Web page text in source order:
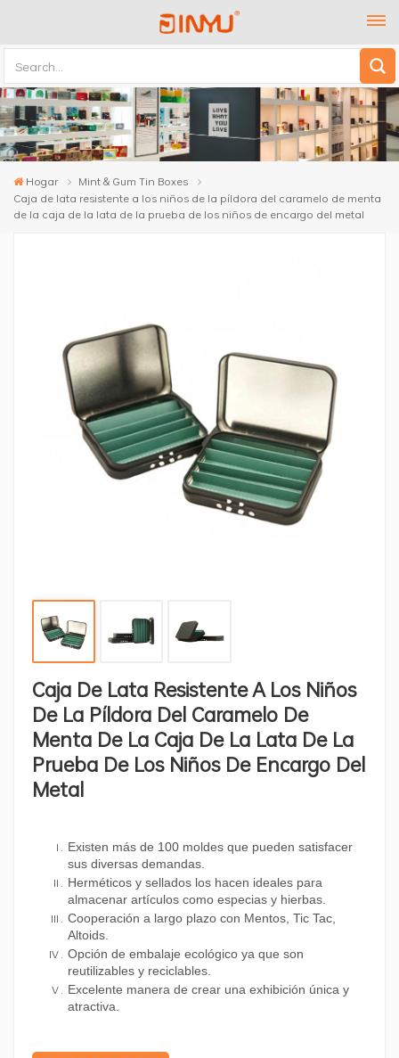
Hogar
Mint & Gum Tin Boxes
Caja de lata resistente a los niños de la píldora del caramelo de menta
de la caja de la lata de la prueba de los niños de encargo del metal
Caja De Lata Resistente A Los Niños
De La Píldora Del Caramelo De
Menta De La Caja De La Lata De La
Prueba De Los Niños De Encargo Del
Metal
Existen más de 100 moldes que pueden satisfacer
sus diversas demandas.
Herméticos y sellados los hacen ideales para
almacenar artículos como especias y hierbas.
Cooperación a largo plazo con Mentos, Tic Tac,
Altoids.
Opción de embalaje ecológico ya que son
reutilizables y reciclables.
Excelente manera de crear una exhibición única y
atractiva.